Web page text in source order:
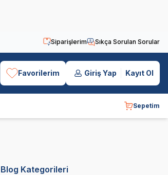
Siparişlerim Sıkça Sorulan Sorular
Favorilerim Giriş Yap Kayıt Ol
Sepetim
Blog Kategorileri